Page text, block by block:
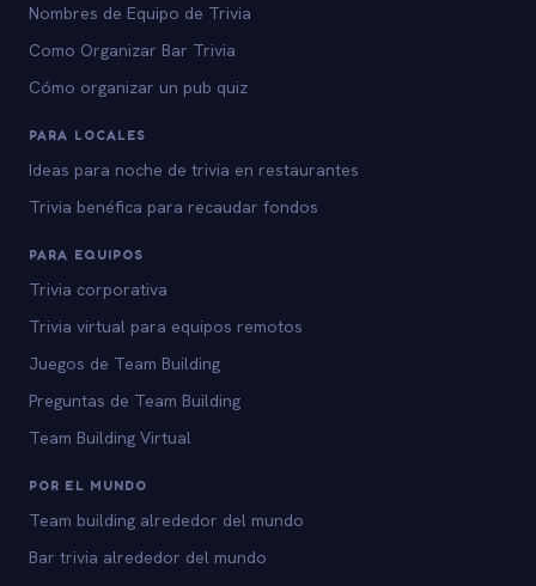
Nombres de Equipo de Trivia
Como Organizar Bar Trivia
Cómo organizar un pub quiz
PARA LOCALES
Ideas para noche de trivia en restaurantes
Trivia benéfica para recaudar fondos
PARA EQUIPOS
Trivia corporativa
Trivia virtual para equipos remotos
Juegos de Team Building
Preguntas de Team Building
Team Building Virtual
POR EL MUNDO
Team building alrededor del mundo
Bar trivia alrededor del mundo